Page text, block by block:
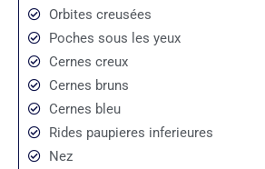
Orbites creusées
Poches sous les yeux
Cernes creux
Cernes bruns
Cernes bleu
Rides paupieres inferieures
Nez